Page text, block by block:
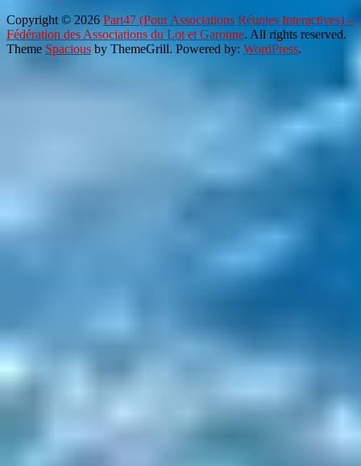
Copyright © 2026 Pari47 (Pour Associations Réunies Interactives) –
Fédération des Associations du Lot et Garonne. All rights reserved.
Theme Spacious by ThemeGrill. Powered by: WordPress.